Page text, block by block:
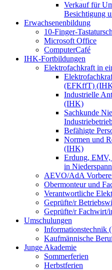
Verkauf für
Besichtigung
Erwachsenenbildung
10-Finger-
Microsoft Office
ComputerCafé
IHK-Fortbildungen
Elektrofachkraft in
(EFKffT)
Industrielle
(IHK)
Sachkunde
Befähigte
Normen und
(IHK)
Erdung, EMV,
in
AEVO/AdA
Obermonteur und
Verantwortliche
Geprüfte/r
Geprüfte/r Fachwirt/
Umschulungen
Informationstechnik
Kaufmännische
Junge Akademie
Sommerferien
Herbstferien